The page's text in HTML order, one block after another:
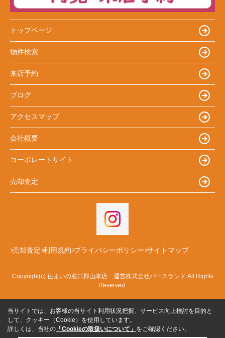
トップページ
物件検索
来店予約
ブログ
アクセスマップ
会社概要
コーポレートサイト
売却査定
売却査定 利用規約 プライバシーポリシー サイトマップ
Copyright(c) 住まいの窓口郡山本店 運営株式会社バースランド All Rights
Reserved.
当サイトでは、お客様の当サイト利用状況把握、サービス向上検討を目的と
して、クッキー（Cookie）を使用しています。
詳しくは、当社の 「Cookieの取扱いについて」 をご確認ください。